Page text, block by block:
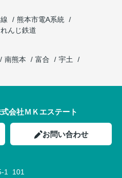
熊本市電A系統
んじ鉄道
南熊本 富合
宇土
会社ＭＫエステート
お問い合わせ
1 101